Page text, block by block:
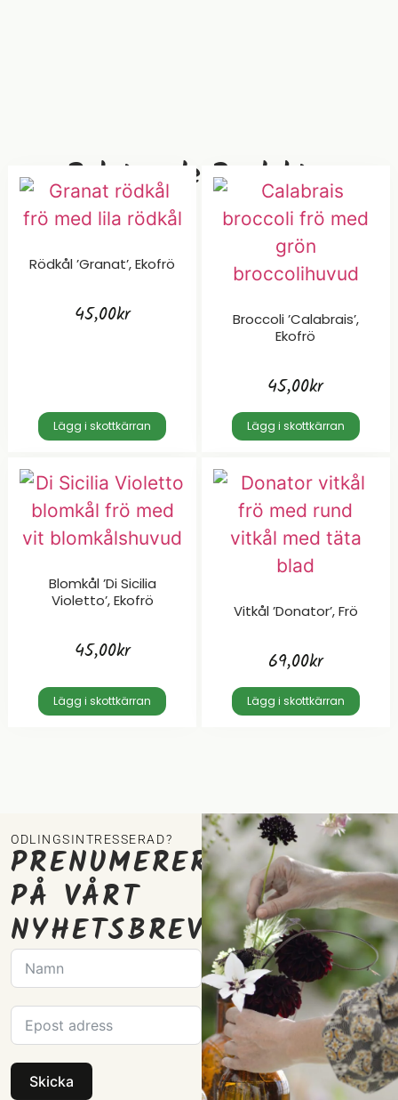
Relaterade Produkter
Rödkål ’Granat’, Ekofrö
45,00kr
Lägg i skottkärran
Broccoli ’Calabrais’,
Ekofrö
45,00kr
Lägg i skottkärran
Blomkål ’di Sicilia
Violetto’, Ekofrö
45,00kr
Lägg i skottkärran
Vitkål ’Donator’, Frö
69,00kr
Lägg i skottkärran
ODLINGSINTRESSERAD?
PRENUMERERA
PÅ VÅRT
NYHETSBREV
Skicka